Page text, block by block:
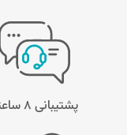
پشتیبانی 8 ساعته